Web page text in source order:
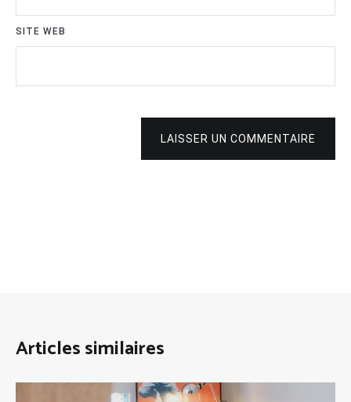
SITE WEB
LAISSER UN COMMENTAIRE
Articles similaires